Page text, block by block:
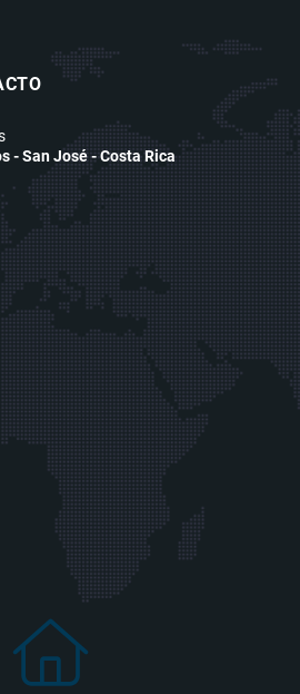
- San José - Costa Rica